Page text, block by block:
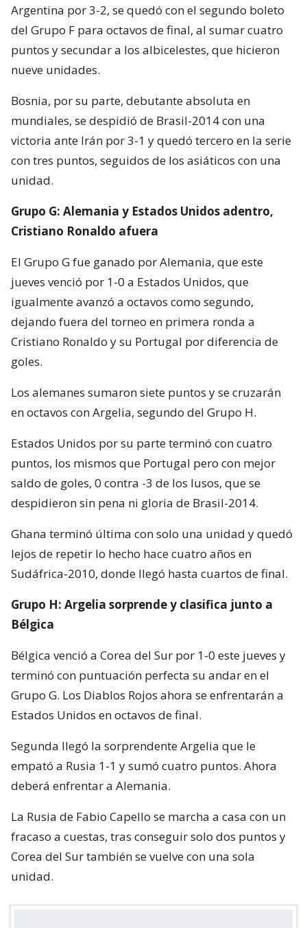
Argentina por 3-2, se quedó con el segundo boleto
del Grupo F para octavos de final, al sumar cuatro
puntos y secundar a los albicelestes, que hicieron
nueve unidades.
Bosnia, por su parte, debutante absoluta en
mundiales, se despidió de Brasil-2014 con una
victoria ante Irán por 3-1 y quedó tercero en la serie
con tres puntos, seguidos de los asiáticos con una
unidad.
Grupo G: Alemania y Estados Unidos adentro,
Cristiano Ronaldo afuera
El Grupo G fue ganado por Alemania, que este
jueves venció por 1-0 a Estados Unidos, que
igualmente avanzó a octavos como segundo,
dejando fuera del torneo en primera ronda a
Cristiano Ronaldo y su Portugal por diferencia de
goles.
Los alemanes sumaron siete puntos y se cruzarán
en octavos con Argelia, segundo del Grupo H.
Estados Unidos por su parte terminó con cuatro
puntos, los mismos que Portugal pero con mejor
saldo de goles, 0 contra -3 de los lusos, que se
despidieron sin pena ni gloria de Brasil-2014.
Ghana terminó última con solo una unidad y quedó
lejos de repetir lo hecho hace cuatro años en
Sudáfrica-2010, donde llegó hasta cuartos de final.
Grupo H: Argelia sorprende y clasifica junto a
Bélgica
Bélgica venció a Corea del Sur por 1-0 este jueves y
terminó con puntuación perfecta su andar en el
Grupo G. Los Diablos Rojos ahora se enfrentarán a
Estados Unidos en octavos de final.
Segunda llegó la sorprendente Argelia que le
empató a Rusia 1-1 y sumó cuatro puntos. Ahora
deberá enfrentar a Alemania.
La Rusia de Fabio Capello se marcha a casa con un
fracaso a cuestas, tras conseguir solo dos puntos y
Corea del Sur también se vuelve con una sola
unidad.